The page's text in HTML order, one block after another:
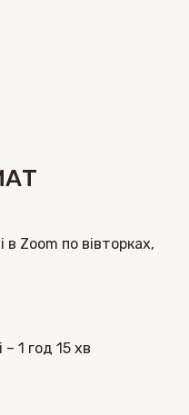
в Zoom по вівторках,
– 1 год 15 хв